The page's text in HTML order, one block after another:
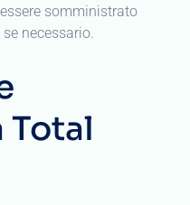
somministrato
necessario.